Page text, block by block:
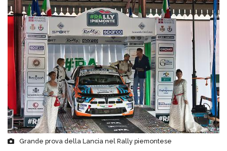
Grande prova della Lancia nel Rally piemontese